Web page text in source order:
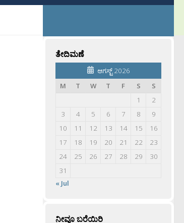
ತೇದಿಮಣೆ
ಆಗಸ್ಟ್ 2026
M
T W T F S
S
1
2
3
4 5 6 7 8
9
10
11 12 13 14 15
16
17
18 19 20 21 22
23
24
25 26 27 28 29
30
31
« Jul
ನೀವೂ ಬರೆಯಿರಿ